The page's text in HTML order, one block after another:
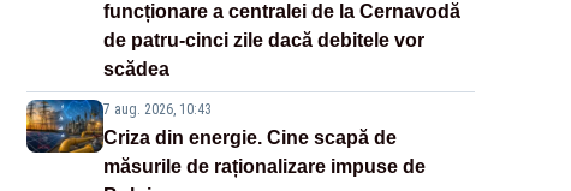
funcționare a centralei de la Cernavodă
de patru-cinci zile dacă debitele vor
scădea
7 aug. 2026, 10:43
Criza din energie. Cine scapă de
măsurile de raționalizare impuse de